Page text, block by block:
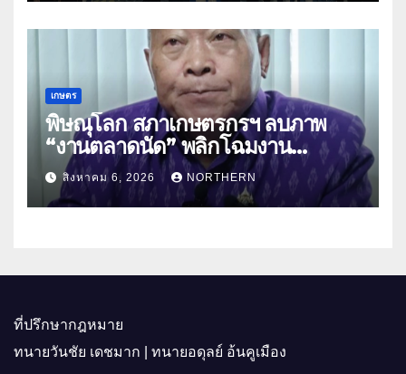
เกษตร
พิษณุโลก สภาเกษตรกรฯ ลบภาพ
“งานตลาดนัด” พลิกโฉมงาน
“เกษตรรุ่งเรืองเมืองสองแคว 69” มุ่ง
ประโยชน์เกษตรกร ดึงนวัตกรรม-จับ
คู่ธุรกิจดันสินค้าเกษตรสู่สากล (คลิป)
สิงหาคม 6, 2026 NORTHERN
ที่ปรึกษากฎหมาย
ทนายวันชัย เดชมาก | ทนายอดุลย์ อ้นคูเมือง